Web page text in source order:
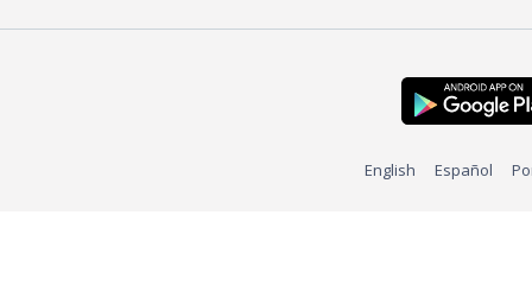
English Español